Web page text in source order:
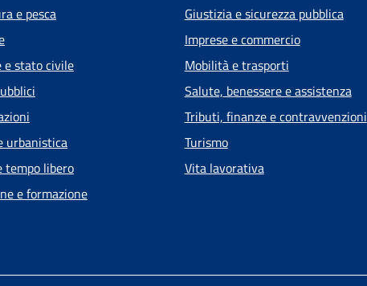
e pesca
e stato civile
urbanistica
tempo libero
e formazione
Giustizia e sicurezza pubblica
Imprese e commercio
Mobilità e trasporti
Salute, benessere e assistenza
Tributi, finanze e contravvenzioni
Turismo
Vita lavorativa